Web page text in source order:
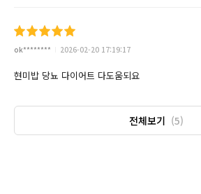
ok******** 2026-02-20 17:19:17
현미밥 당뇨 다이어트 다도움되요
전체보기 (5)